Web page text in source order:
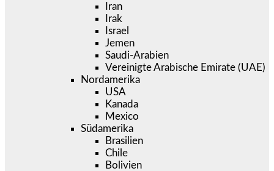
Iran
Irak
Israel
Jemen
Saudi-Arabien
Vereinigte Arabische Emirate (UAE)
Nordamerika
USA
Kanada
Mexico
Südamerika
Brasilien
Chile
Bolivien